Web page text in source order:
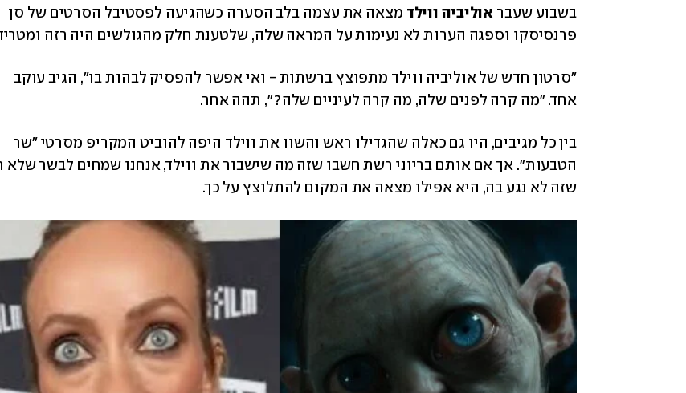
בשבוע שעבר אוליביה ווילד
מצאה את עצמה בלב הסערה כשהגיעה לפסטיבל הסרטים של סן
פרנסיסקו וספגה הערות לא נעימות על המראה שלה, שלטענת חלק מהגולשים היה רזה
אחד. "מה קרה לפנים שלה, מה קרה לעיניים שלה?", תהה אחר.
שזה לא נגע בה, היא אפילו מצאה את המקום להתלוצץ על כך.